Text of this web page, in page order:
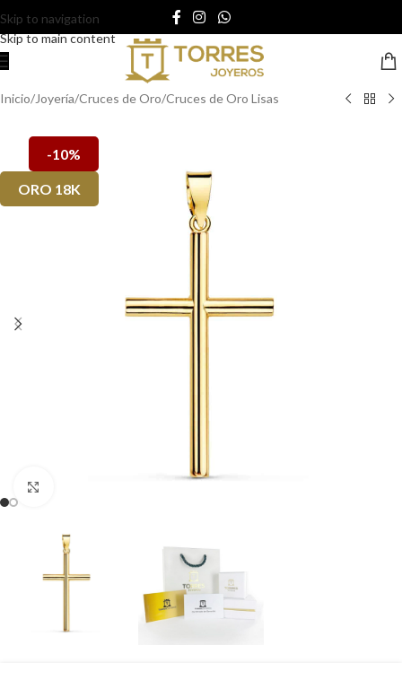
Skip to navigation
Skip to main content
Inicio/Joyería/Cruces de Oro/Cruces de Oro Lisas
-10%
ORO 18K